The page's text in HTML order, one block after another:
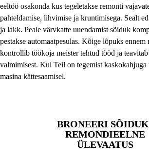
eeltöö osakonda kus tegeletakse remonti
pahteldamise, lihvimise ja kruntimisega. Sealt
ja lakk. Peale värvkatte uuendamist sõiduk
pestakse automaatpesulas. Kõige lõpuks ennem
kontrollib töökoja meister tehtud tööd ja
valmimisest. Kui Teil on tegemist kaskokahjuga
masina kättesaamisel.
BRONEERI
REMONDIEELNE
ÜLEVAATUS